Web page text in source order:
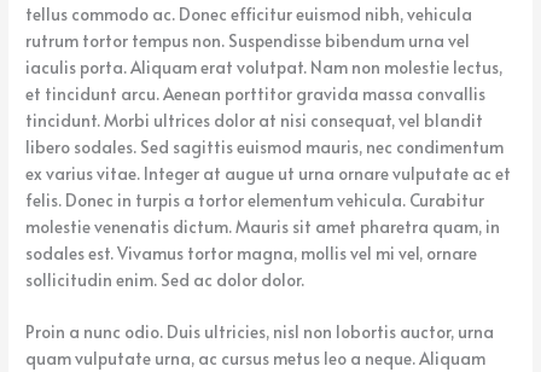
tellus commodo ac. Donec efficitur euismod nibh, vehicula
rutrum tortor tempus non. Suspendisse bibendum urna vel
iaculis porta. Aliquam erat volutpat. Nam non molestie lectus,
et tincidunt arcu. Aenean porttitor gravida massa convallis
tincidunt. Morbi ultrices dolor at nisi consequat, vel blandit
libero sodales. Sed sagittis euismod mauris, nec condimentum
ex varius vitae. Integer at augue ut urna ornare vulputate ac et
felis. Donec in turpis a tortor elementum vehicula. Curabitur
molestie venenatis dictum. Mauris sit amet pharetra quam, in
sodales est. Vivamus tortor magna, mollis vel mi vel, ornare
sollicitudin enim. Sed ac dolor dolor.
Proin a nunc odio. Duis ultricies, nisl non lobortis auctor, urna
quam vulputate urna, ac cursus metus leo a neque. Aliquam